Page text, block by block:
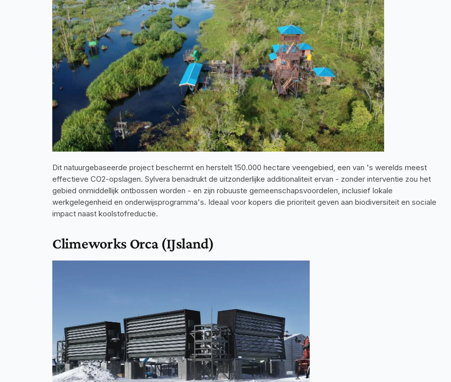
Dit natuurgebaseerde project beschermt en herstelt 150.000 hectare veengebied, een van 's werelds meest
effectieve CO2-opslagen. Sylvera benadrukt de uitzonderlijke additionaliteit ervan - zonder interventie zou het
gebied onmiddellijk ontbossen worden - en zijn robuuste gemeenschapsvoordelen, inclusief lokale
werkgelegenheid en onderwijsprogramma's. Ideaal voor kopers die prioriteit geven aan biodiversiteit en sociale
impact naast koolstofreductie.
Climeworks Orca (IJsland)